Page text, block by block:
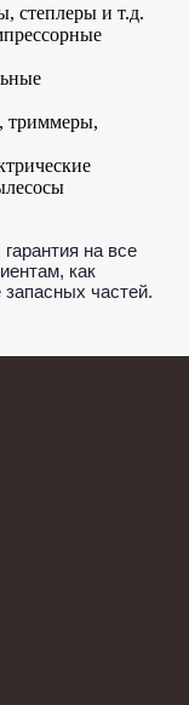
степлеры и т.д.
триммеры,
на все
как
частей.